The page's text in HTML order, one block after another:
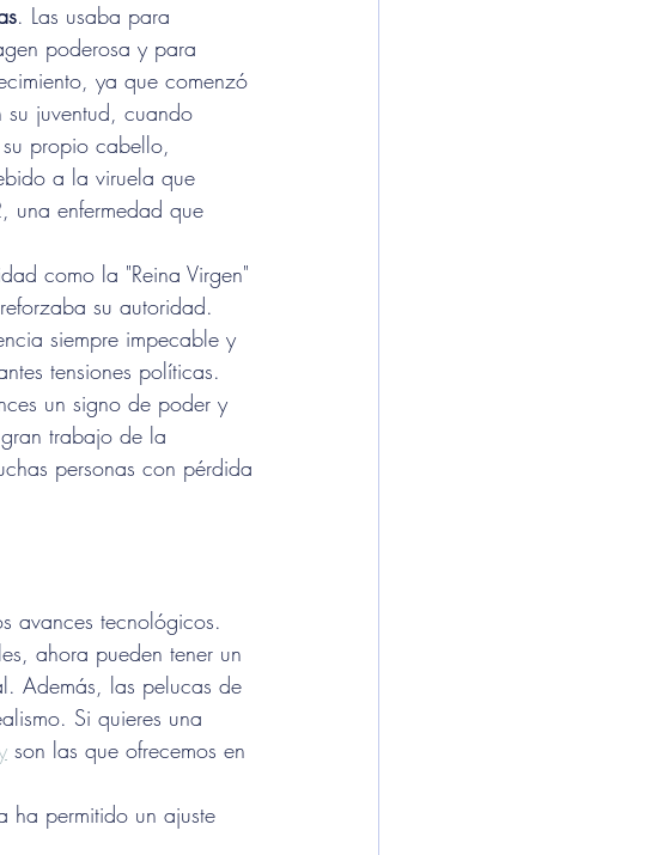
. Las usaba para
poderosa y para
ya que comenzó
su juventud, cuando
propio cabello,
a la viruela que
una enfermedad que
como la "Reina Virgen"
su autoridad.
siempre impecable y
tensiones políticas.
un signo de poder y
trabajo de la
personas con pérdida
avances tecnológicos.
ahora pueden tener un
Además, las pelucas de
Si quieres una
son las que ofrecemos en
ha permitido un ajuste